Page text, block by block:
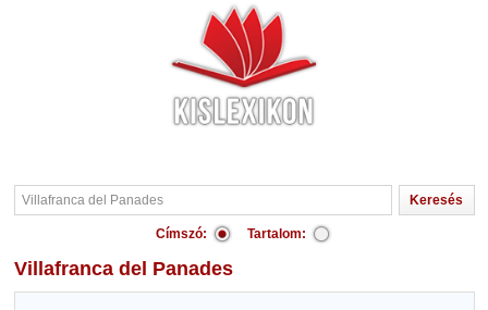
Címszó: Tartalom:
Villafranca del Panades